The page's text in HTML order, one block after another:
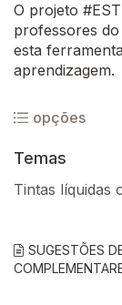
O projeto
professores
esta
aprendizagem.
opções
Temas
Tintas líquidas
SUGESTÕES